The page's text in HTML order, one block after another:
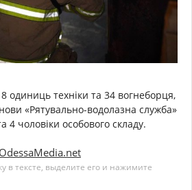
одиниць техніки та 34 вогнеборця,
«Рятувально-водолазна служба»
4 чоловіки особового складу.
в тексте, выделите его и нажимите